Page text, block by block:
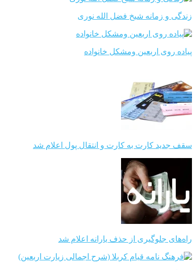
زندگی و زمانه شیخ فضل الله نوری
پیاده روی اربعین ومشکل خانواده
سقف جدید کارت به کارت و انتقال پول اعلام شد
راه‌های جلوگیری از حذف یارانه اعلام شد